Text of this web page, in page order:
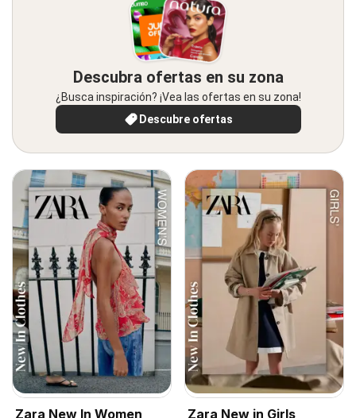
Descubra ofertas en su zona
¿Busca inspiración? ¡Vea las ofertas en su zona!
Descubre ofertas
Zara New In Women Zara New in Girls